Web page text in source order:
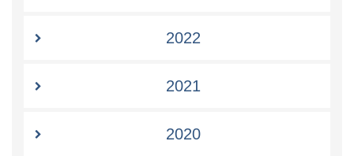
2022
2021
2020